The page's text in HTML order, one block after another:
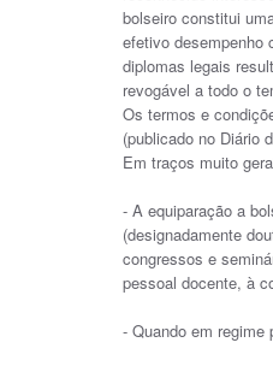
bolseiro constitui
efetivo desempenho
diplomas legais
revogável a todo o
Os termos e
(publicado no Diário
Em traços muito
- A equiparação a
(designadamente
congressos e
pessoal docente, à
- Quando em regime